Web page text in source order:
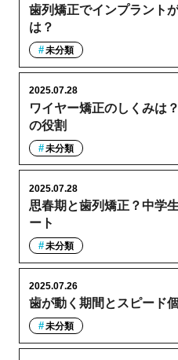
歯列矯正でインプラント
は？
未分類
ワイヤー矯正のしくみは
の役割
2025.07.28
未分類
思春期と歯列矯正？中学
ート
2025.07.28
未分類
歯が動く期間とスピード
2025.07.26
未分類